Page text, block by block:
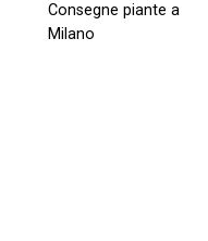
Consegne piante a
Milano